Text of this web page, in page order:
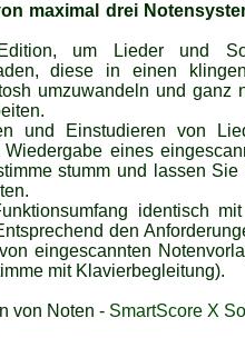
maximal drei
um Lieder und
diese in einen
umzuwandeln und ganz
und Einstudieren von
eines
stumm und lassen Sie
identisch
den
eingescannten
mit Klavierbegleitung).
von Noten - SmartScore X